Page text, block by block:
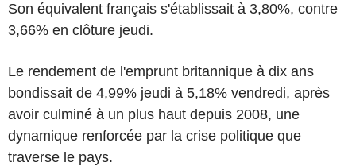
Son équivalent français s'établissait à 3,80%, contre
3,66% en clôture jeudi.
Le rendement de l'emprunt britannique à dix ans
bondissait de 4,99% jeudi à 5,18% vendredi, après
avoir culminé à un plus haut depuis 2008, une
dynamique renforcée par la crise politique que
traverse le pays.